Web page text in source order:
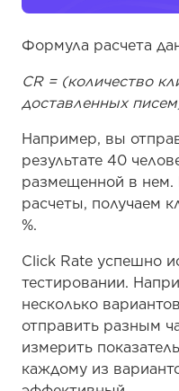
Формула расчета
CR = (количество
доставленных
Например, вы
результате 40
размещенной в
расчеты, получаем
%.
Click Rate успешно
тестировании.
несколько
отправить разным
измерить
каждому из